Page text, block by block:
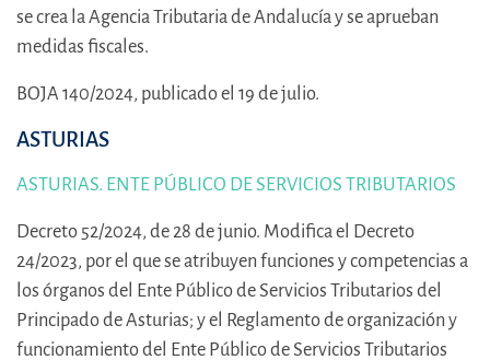
se crea la Agencia Tributaria de Andalucía y se aprueban
medidas fiscales.
BOJA 140/2024, publicado el 19 de julio.
ASTURIAS
ASTURIAS. ENTE PÚBLICO DE SERVICIOS TRIBUTARIOS
Decreto 52/2024, de 28 de junio. Modifica el Decreto
24/2023, por el que se atribuyen funciones y competencias a
los órganos del Ente Público de Servicios Tributarios del
Principado de Asturias; y el Reglamento de organización y
funcionamiento del Ente Público de Servicios Tributarios